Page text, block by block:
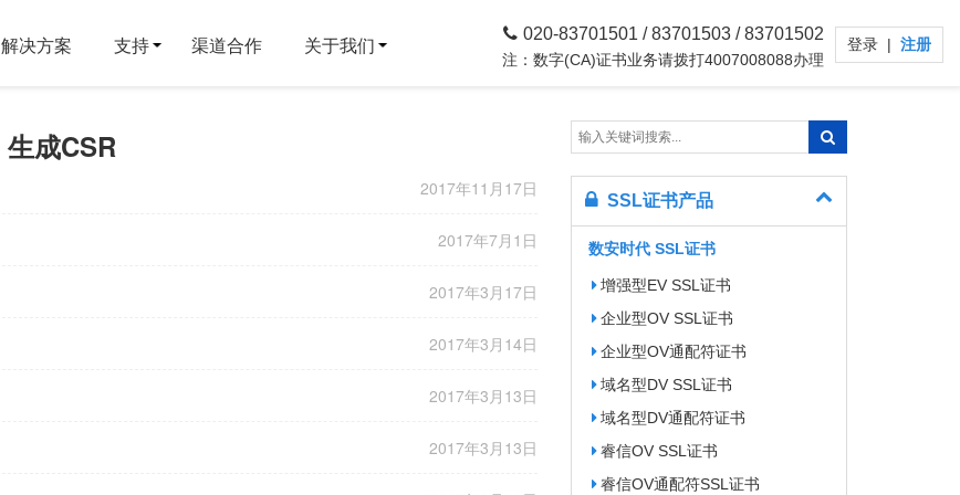
解决方案 支持 渠道合作 关于我们
020-83701501 / 83701503 / 83701502
注：数字(CA)证书业务请拨打4007008088办理
登录 | 注册
生成CSR
2017年11月17日
2017年7月1日
2017年3月17日
2017年3月14日
2017年3月13日
2017年3月13日
SSL证书产品
数安时代 SSL证书
增强型EV SSL证书
企业型OV SSL证书
企业型OV通配符证书
域名型DV SSL证书
域名型DV通配符证书
睿信OV SSL证书
睿信OV通配符SSL证书